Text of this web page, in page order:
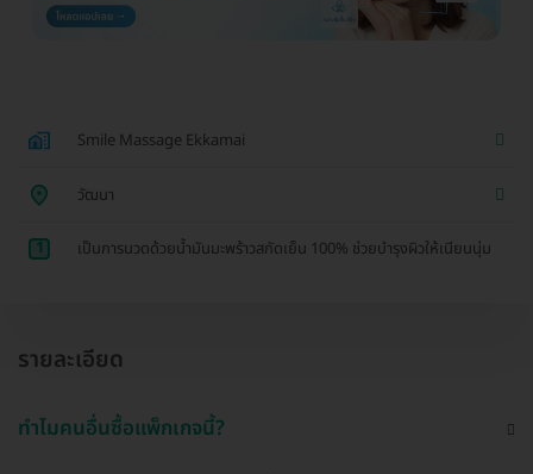
Smile Massage Ekkamai
วัฒนา
1 เป็นการนวดด้วยน้ำมันมะพร้าวสกัดเย็น 100% ช่วยบำรุงผิวให้เนียนนุ่ม
รายละเอียด
ทำไมคนอื่นซื้อแพ็กเกจนี้?